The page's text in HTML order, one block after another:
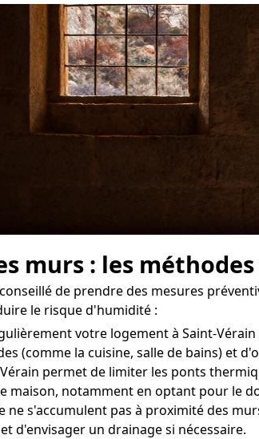
: les
de prendre des mesures
le risque d'humidité :
votre logement à Saint-
(comme la cuisine, salle de bains) et
permet de limiter les ponts
notamment en optant pour le
ne s'accumulent pas à proximité des
d'envisager un drainage si nécessaire.